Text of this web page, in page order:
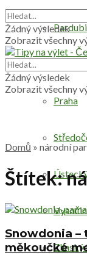
Praha
Zlínský
Žádný výsledek
Zobrazit všechny
Žádný výsledek
Zobrazit všechny
Domů » národní
Štítek:
Snowdonia –
měkoučké